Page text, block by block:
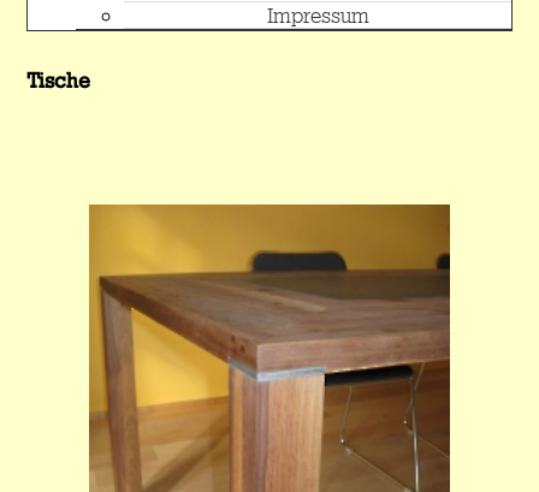
Impressum
Tische